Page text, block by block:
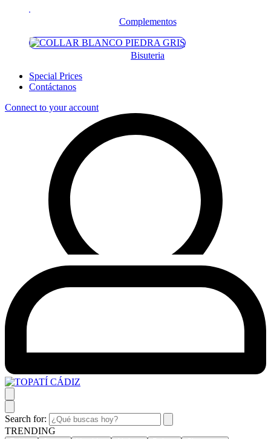
Complementos
Bisuteria
Special Prices
Contáctanos
Connect to your account
Search for:
TRENDING